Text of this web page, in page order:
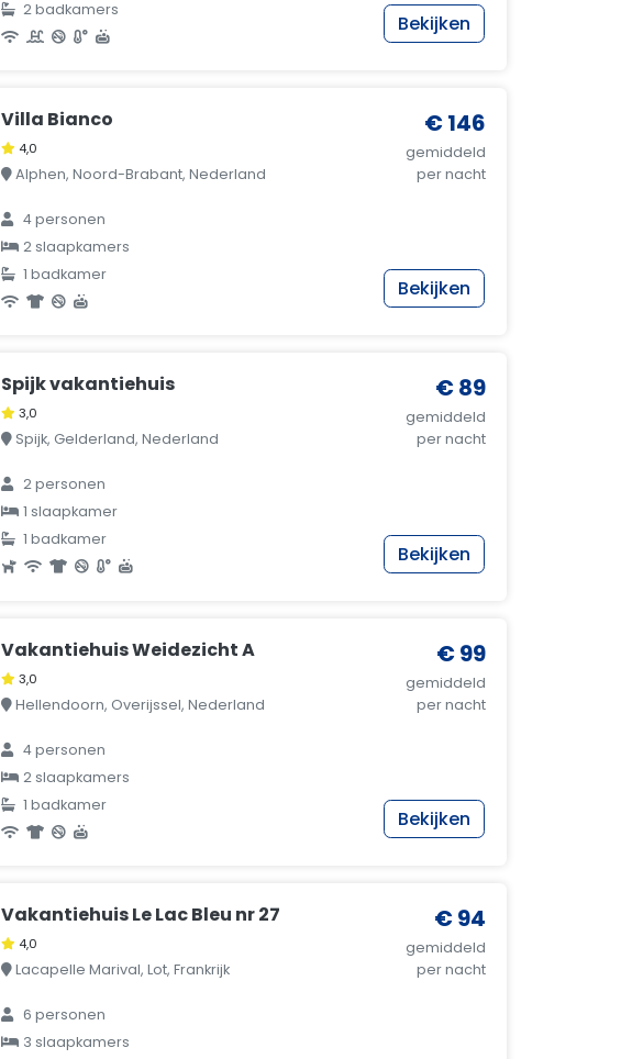
2 badkamers
Bekijken
Villa Bianco
4,0
Alphen, Noord-Brabant, Nederland
4 personen
2 slaapkamers
1 badkamer
€ 146
gemiddeld
per nacht
Bekijken
Spijk vakantiehuis
3,0
Spijk, Gelderland, Nederland
2 personen
1 slaapkamer
1 badkamer
€ 89
gemiddeld
per nacht
Bekijken
Vakantiehuis Weidezicht A
3,0
Hellendoorn, Overijssel, Nederland
4 personen
2 slaapkamers
1 badkamer
€ 99
gemiddeld
per nacht
Bekijken
Vakantiehuis Le Lac Bleu nr 27
4,0
Lacapelle Marival, Lot, Frankrijk
6 personen
3 slaapkamers
€ 94
gemiddeld
per nacht